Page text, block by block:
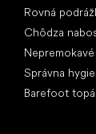
Rovná
Chôdza
Správna
Barefoot